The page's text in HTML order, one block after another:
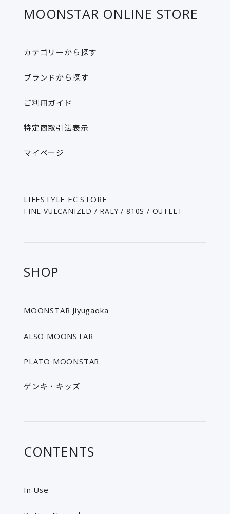
MOONSTAR ONLINE STORE
カテゴリーから探す
ブランドから探す​
ご利用ガイド
特定商取引法表示
マイページ​
LIFESTYLE EC STORE
FINE VULCANIZED / RALY / 810S / OUTLET
SHOP
MOONSTAR Jiyugaoka
ALSO MOONSTAR
PLATO MOONSTAR
ゲンキ・キッズ
CONTENTS
In Use